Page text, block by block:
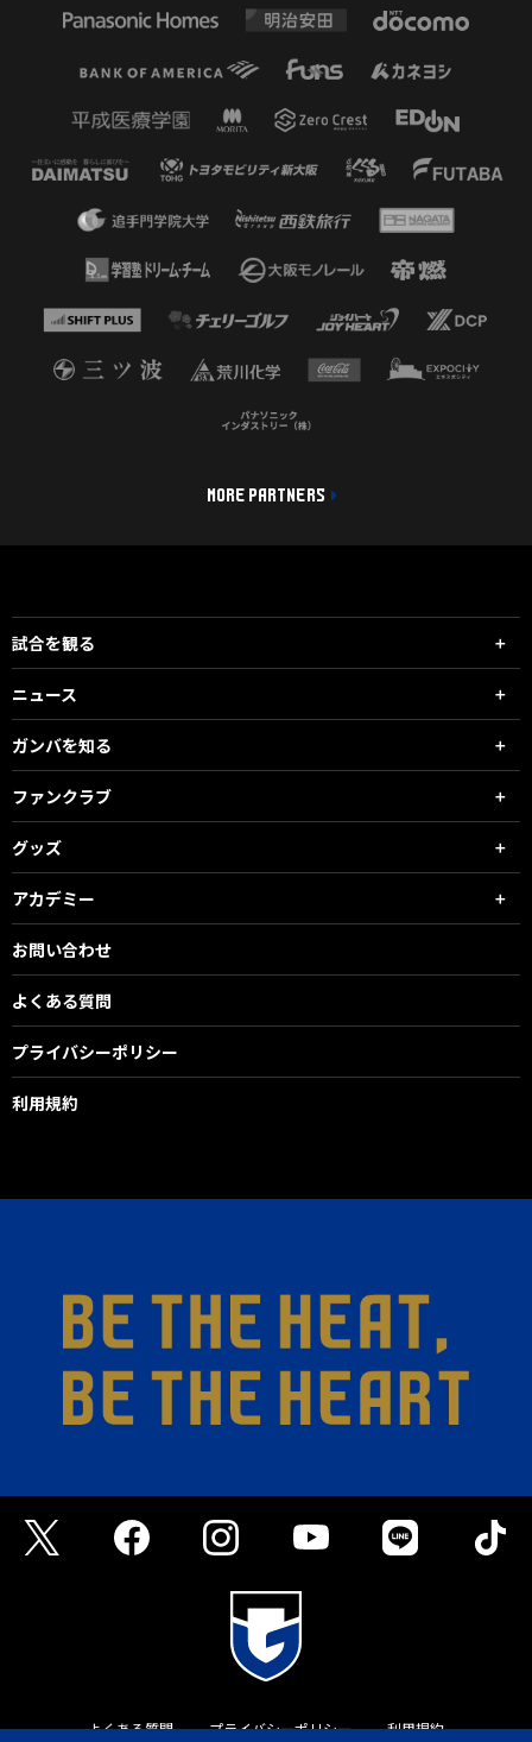
MORE PARTNERS
試合を観る
ニュース
ガンバを知る
ファンクラブ
グッズ
アカデミー
お問い合わせ
よくある質問
プライバシーポリシー
利用規約
よくある質問 プライバシーポリシー 利用規約